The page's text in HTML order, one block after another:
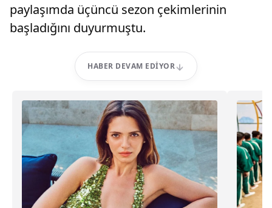
paylaşımda üçüncü sezon çekimlerinin
başladığını duyurmuştu.
HABER DEVAM EDIYOR